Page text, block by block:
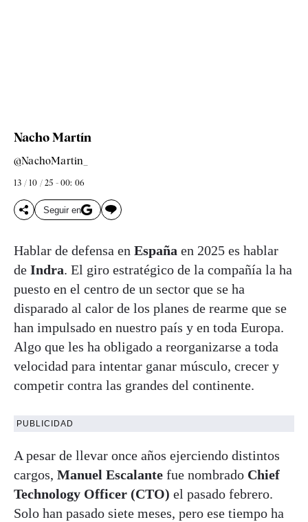
Nacho Martín
@NachoMartin_
13 / 10 / 25 - 00: 06
Seguir en
Hablar de defensa en España en 2025 es hablar
de Indra. El giro estratégico de la compañía la ha
puesto en el centro de un sector que se ha
disparado al calor de los planes de rearme que se
han impulsado en nuestro país y en toda Europa.
Algo que les ha obligado a reorganizarse a toda
velocidad para intentar ganar músculo, crecer y
competir contra las grandes del continente.
PUBLICIDAD
A pesar de llevar once años ejerciendo distintos
cargos, Manuel Escalante fue nombrado Chief
Technology Officer (CTO) el pasado febrero.
Solo han pasado siete meses, pero ese tiempo ha